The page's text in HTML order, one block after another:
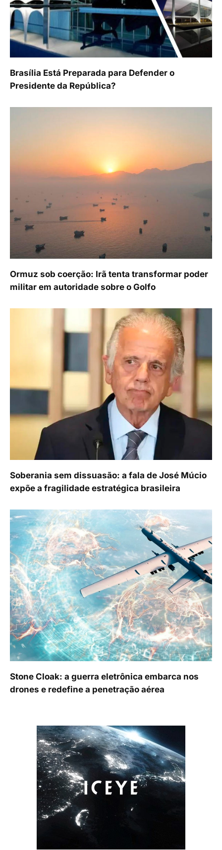
Brasília Está Preparada para Defender o
Presidente da República?
Ormuz sob coerção: Irã tenta transformar poder
militar em autoridade sobre o Golfo
Soberania sem dissuasão: a fala de José Múcio
expõe a fragilidade estratégica brasileira
Stone Cloak: a guerra eletrônica embarca nos
drones e redefine a penetração aérea